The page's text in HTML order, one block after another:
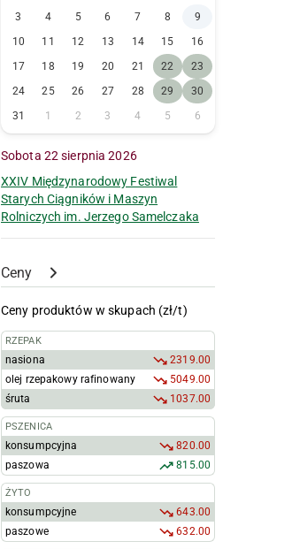
3
4 5 6 7 8
9
10
11 12 13 14 15
16
17
18 19 20 21 22
23
24
25 26 27 28 29
30
31
1 2 3 4 5 6
Sobota 22 sierpnia 2026
XXIV Międzynarodowy Festiwal
Starych Ciągników i Maszyn
Rolniczych im. Jerzego Samelczaka
Ceny
Ceny produktów w skupach (zł/t)
RZEPAK
nasiona
2319.00
olej rzepakowy rafinowany
5049.00
śruta
1037.00
PSZENICA
konsumpcyjna
820.00
paszowa
815.00
ŻYTO
konsumpcyjne
643.00
paszowe
632.00